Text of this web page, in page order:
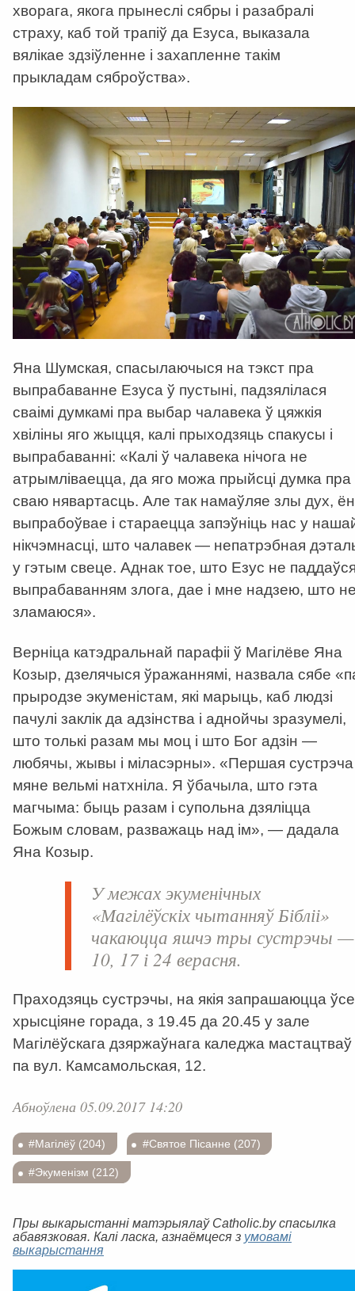
хворага, якога прынеслі сябры і разабралі
страху, каб той трапіў да Езуса, выказала
вялікае здзіўленне і захапленне такім
прыкладам сяброўства».
Яна Шумская, спасылаючыся на тэкст пра
выпрабаванне Езуса ў пустыні, падзялілася
сваімі думкамі пра выбар чалавека ў цяжкія
хвіліны яго жыцця, калі прыходзяць спакусы і
выпрабаванні: «Калі ў чалавека нічога не
атрымліваецца, да яго можа прыйсці думка пра
сваю нявартасць. Але так намаўляе злы дух, ён
выпрабоўвае і стараецца запэўніць нас у
нікчэмнасці, што чалавек — непатрэбная
у гэтым свеце. Аднак тое, што Езус не
выпрабаванням злога, дае і мне надзею, што
зламаюся».
Верніца катэдральнай парафіі ў Магілёве Яна
Козыр, дзелячыся ўражаннямі, назвала сябе
прыродзе экуменістам, які марыць, каб людзі
пачулі заклік да адзінства і аднойчы зразумелі,
што толькі разам мы моц і што Бог адзін —
любячы, жывы і міласэрны». «Першая сустрэча
мяне вельмі натхніла. Я ўбачыла, што гэта
магчыма: быць разам і супольна дзяліцца
Божым словам, разважаць над ім», — дадала
Яна Козыр.
У межах экуменічных
«Магілёўскіх чытанняў Бібліі»
чакаюцца яшчэ тры сустрэчы —
10, 17 і 24 верасня.
Праходзяць сустрэчы, на якія запрашаюцца ўсе
хрысціяне горада, з 19.45 да 20.45 у зале
Магілёўскага дзяржаўнага каледжа мастацтваў
па вул. Камсамольская, 12.
Абноўлена 05.09.2017 14:20
#Магілёў (204) #Святое Пісанне (207)
#Экуменізм (212)
Пры выкарыстанні матэрыялаў Catholic.by спасылка
абавязковая. Калі ласка, азнаёмцеся з умовамі
выкарыстання